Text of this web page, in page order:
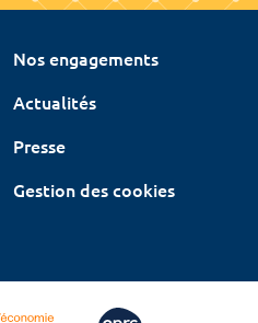
Nos engagements
Actualités
Presse
Gestion des cookies